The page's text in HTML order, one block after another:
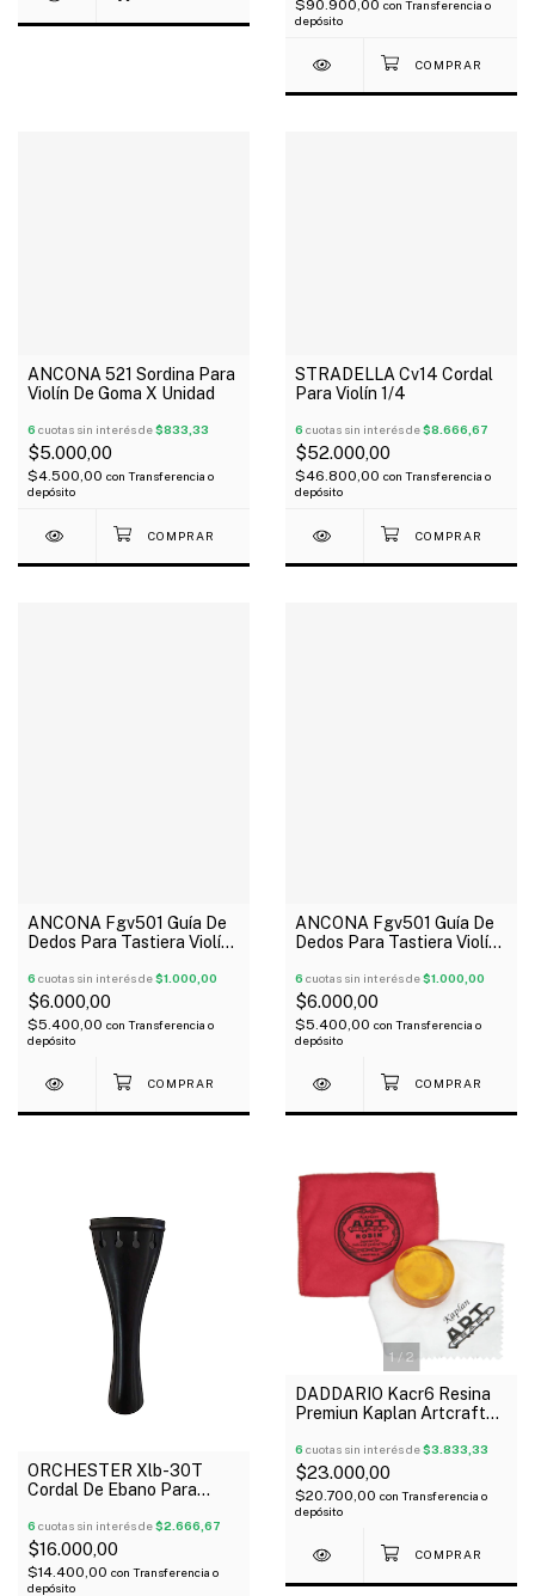
$90.900,00 con Transferencia o
depósito
ANCONA 521 Sordina Para
Violín De Goma X Unidad
6 cuotas sin interés de$833,33
$5.000,00
$4.500,00 con Transferencia o
depósito
STRADELLA Cv14 Cordal
Para Violín 1/4
6 cuotas sin interés de$8.666,67
$52.000,00
$46.800,00 con Transferencia o
depósito
ANCONA Fgv501 Guía De
Dedos Para Tastiera Violín
6 cuotas sin interés de$1.000,00
$6.000,00
$5.400,00 con Transferencia o
depósito
ANCONA Fgv501 Guía De
Dedos Para Tastiera Violín
6 cuotas sin interés de$1.000,00
$6.000,00
$5.400,00 con Transferencia o
depósito
ORCHESTER Xlb-30T
Cordal De Ebano Para
6 cuotas sin interés de$2.666,67
$16.000,00
$14.400,00 con Transferencia o
depósito
1 / 2
DADDARIO Kacr6 Resina
Premiun Kaplan Artcraft
6 cuotas sin interés de$3.833,33
$23.000,00
$20.700,00 con Transferencia o
depósito